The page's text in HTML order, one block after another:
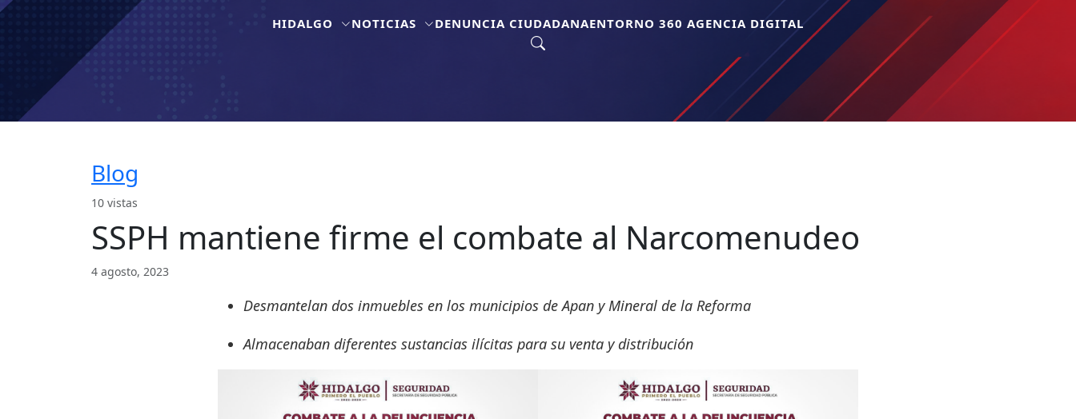
HIDALGO NOTICIAS DENUNCIA CIUDADANAENTORNO 360 AGENCIA DIGITAL
Blog
10 vistas
SSPH mantiene firme el combate al Narcomenudeo
4 agosto, 2023
Desmantelan dos inmuebles en los municipios de Apan y Mineral de la Reforma
Almacenaban diferentes sustancias ilícitas para su venta y distribución